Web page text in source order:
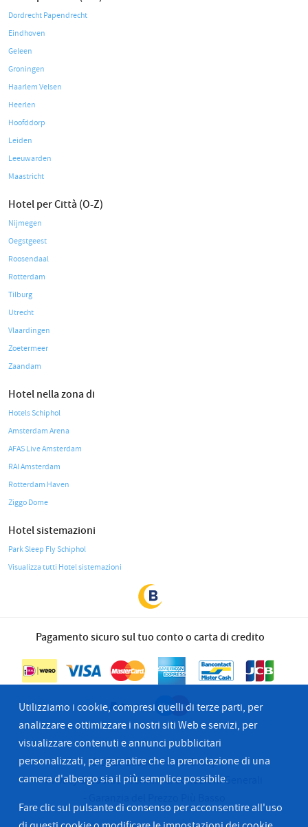
Dordrecht Papendrecht
Eindhoven
Geleen
Groningen
Haarlem Velsen
Heerlen
Hoofddorp
Leiden
Leeuwarden
Maastricht
Hotel per Città (O-Z)
Nijmegen
Oegstgeest
Roosendaal
Rotterdam
Tilburg
Utrecht
Vlaardingen
Zoetermeer
Zaandam
Hotel nella zona di
Hotels Schiphol
Amsterdam Arena
AFAS Live Amsterdam
RAI Amsterdam
Rotterdam Haven
Ziggo Dome
Hotel sistemazioni
Park Sleep Fly Schiphol
Visualizza tutti Hotel sistemazioni
Pagamento sicuro sul tuo conto o carta di credito
© 2026 Bastion Hotel Group
Privacy & Cookie Termini & Condzioni Generali
Utilizziamo i cookie, compresi quelli di terze parti, per
analizzare e ottimizzare i nostri siti Web e servizi, per
visualizzare contenuti e annunci pubblicitari
personalizzati, per garantire che la prenotazione di una
camera d'albergo sia il più semplice possibile.
Fare clic sul pulsante di consenso per acconsentire all'uso